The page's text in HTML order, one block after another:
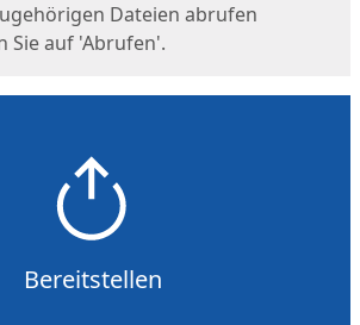
Dateien abrufen
Sie auf 'Abrufen'.
Bereitstellen